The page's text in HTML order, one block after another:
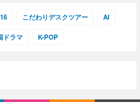
こだわりデスクツアー AI
ドラマ K-POP